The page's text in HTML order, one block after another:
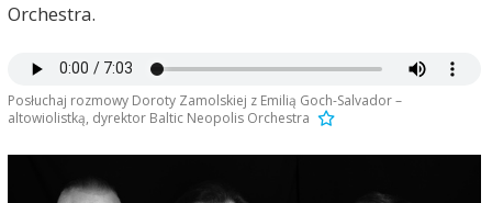
Orchestra.
Posłuchaj rozmowy Doroty Zamolskiej z Emilią Goch-Salvador –
altowiolistką, dyrektor Baltic Neopolis Orchestra